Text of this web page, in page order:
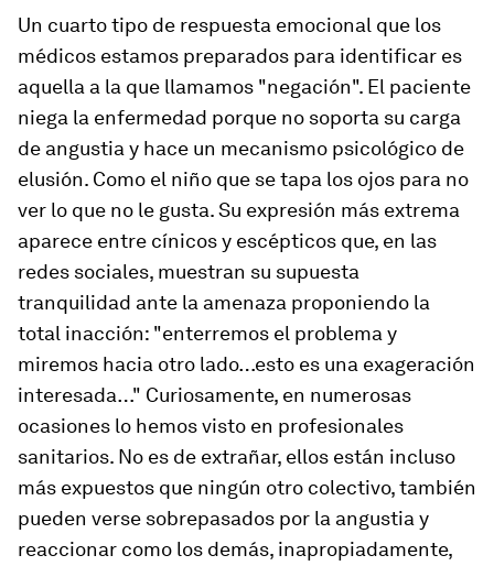
Un cuarto tipo de respuesta emocional que los
médicos estamos preparados para identificar es
aquella a la que llamamos "negación". El paciente
niega la enfermedad porque no soporta su carga
de angustia y hace un mecanismo psicológico de
elusión. Como el niño que se tapa los ojos para no
ver lo que no le gusta. Su expresión más extrema
aparece entre cínicos y escépticos que, en las
redes sociales, muestran su supuesta
tranquilidad ante la amenaza proponiendo la
total inacción: "enterremos el problema y
miremos hacia otro lado…esto es una exageración
interesada…" Curiosamente, en numerosas
ocasiones lo hemos visto en profesionales
sanitarios. No es de extrañar, ellos están incluso
más expuestos que ningún otro colectivo, también
pueden verse sobrepasados por la angustia y
reaccionar como los demás, inapropiadamente,